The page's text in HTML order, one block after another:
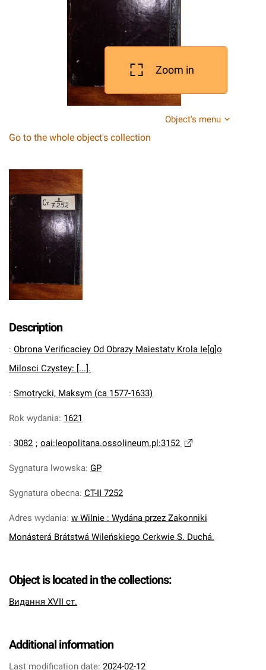
Zoom in
Object's menu
Go to the whole object's collection
Description
: Obrona Verificaciey Od Obrazy Maiestatv Krola Ie[g]o
Milosci Czystey: [...].
: Smotrycki, Maksym (ca 1577-1633)
Rok wydania: 1621
: 3082 ; oai:leopolitana.ossolineum.pl:3152
Sygnatura lwowska: GP
Sygnatura obecna: CT-II 7252
Adres wydania: w Wilnie : Wydána przez Zakonniki
Monásterá Brátstwá Wileńskiego Cerkwie S. Duchá.
Object is located in the collections:
Видання XVII ст.
Additional information
Last modification date: 2024-02-12